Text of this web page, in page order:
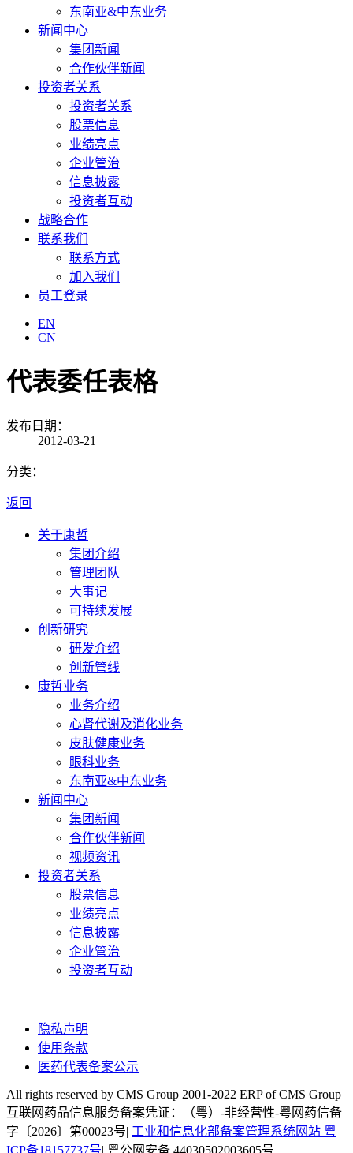
东南亚&中东业务
新闻中心
集团新闻
合作伙伴新闻
投资者关系
投资者关系
股票信息
业绩亮点
企业管治
信息披露
投资者互动
战略合作
联系我们
联系方式
加入我们
员工登录
EN
CN
代表委任表格
发布日期：
2012-03-21
分类：
返回
关于康哲
集团介绍
管理团队
大事记
可持续发展
创新研究
研发介绍
创新管线
康哲业务
业务介绍
心肾代谢及消化业务
皮肤健康业务
眼科业务
东南亚&中东业务
新闻中心
集团新闻
合作伙伴新闻
视频资讯
投资者关系
股票信息
业绩亮点
信息披露
企业管治
投资者互动
隐私声明
使用条款
医药代表备案公示
All rights reserved by CMS Group 2001-2022 ERP of CMS Group
互联网药品信息服务备案凭证：（粤）-非经营性-粤网药信备
字〔2026〕第00023号| 工业和信息化部备案管理系统网站 粤
ICP备18157737号| 粤公网安备 44030502003605号